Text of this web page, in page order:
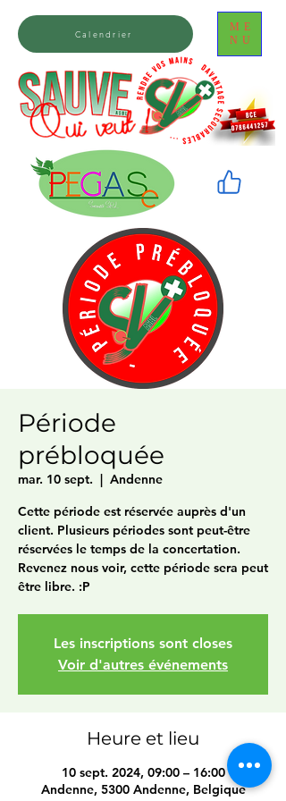
ME
NU
Calendrier
Période
prébloquée
mar. 10 sept.
  |
Andenne
Cette période est réservée auprès d'un
client. Plusieurs périodes sont peut-être
réservées le temps de la concertation.
Revenez nous voir, cette période sera peut
être libre. :P
Les inscriptions sont closes
Voir d'autres événements
Heure et lieu
10 sept. 2024, 09:00 – 16:00
Andenne, 5300 Andenne, Belgique